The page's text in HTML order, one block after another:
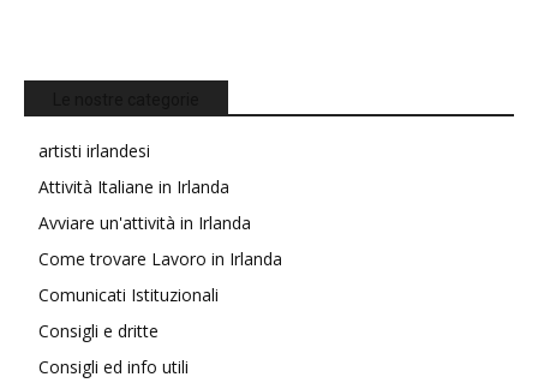
artisti irlandesi
Attività Italiane in Irlanda
Avviare un'attività in Irlanda
Come trovare Lavoro in Irlanda
Comunicati Istituzionali
Consigli e dritte
Consigli ed info utili